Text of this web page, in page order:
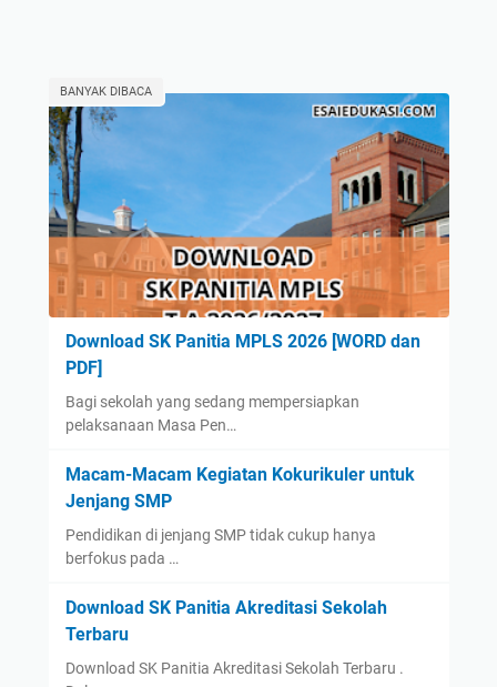
BANYAK DIBACA
Download SK Panitia MPLS 2026 [WORD dan
PDF]
Bagi sekolah yang sedang mempersiapkan
pelaksanaan Masa Pen…
Macam-Macam Kegiatan Kokurikuler untuk
Jenjang SMP
Pendidikan di jenjang SMP tidak cukup hanya
berfokus pada …
Download SK Panitia Akreditasi Sekolah
Terbaru
Download SK Panitia Akreditasi Sekolah Terbaru .